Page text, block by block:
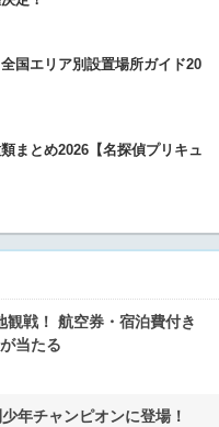
国エリア別設置場所ガイド20
まとめ2026【名探偵プリキュ
戦！ 航空券・宿泊費付き
当たる
年チャンピオンに登場！